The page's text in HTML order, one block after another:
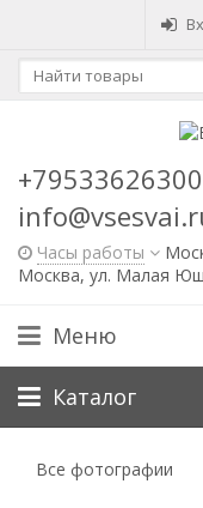
+79533626300
Часы работы
Москва, ул. Малая
Меню
Каталог
Все фотографии